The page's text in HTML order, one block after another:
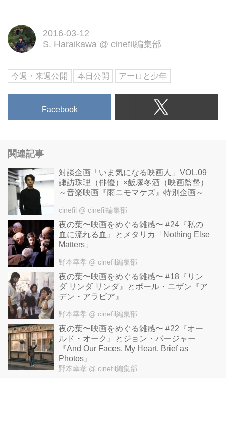
2016-03-12
S. Haraikawa @ cinefil編集部
今週・来週公開 本日公開 アーロと少年
Facebook
関連記事
対談企画「いま気になる映画人」VOL.09
諏訪珠理（俳優）×飯塚冬酒（映画監督）
～音楽映画『雨ニモマケズ』特別企画～
cinefil @ cinefil編集部
夜の葉〜映画をめぐる雑感〜 #24『私の
血に流れる血』とメタリカ「Nothing Else
Matters」
野本幸孝 @ cinefil編集部
夜の葉〜映画をめぐる雑感〜 #18『リン
ダ リンダ リンダ』とポール・ニザン『ア
デン・アラビア』
野本幸孝 @ cinefil編集部
夜の葉〜映画をめぐる雑感〜 #22『オー
ルド・オーク』とジョン・バージャー
『And Our Faces, My Heart, Brief as
Photos』
野本幸孝 @ cinefil編集部